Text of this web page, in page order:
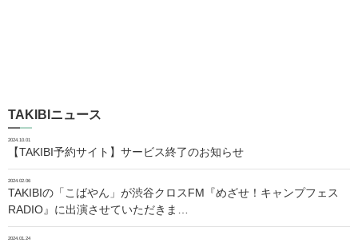
TAKIBIニュース
2024.10.01
【TAKIBI予約サイト】サービス終了のお知らせ
2024.02.06
TAKIBIの「こばやん」が渋谷クロスFM『めざせ！キャンプフェス
RADIO』に出演させていただきま…
2024.01.24